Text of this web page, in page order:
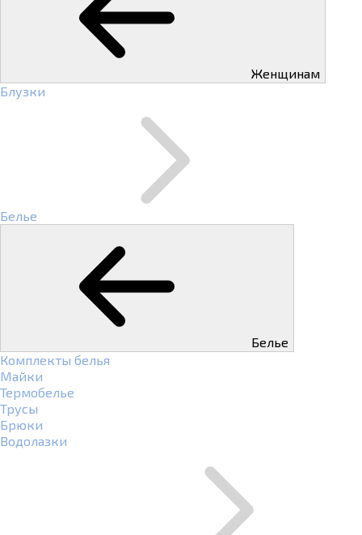
Женщинам
Блузки
Белье
Белье
Комплекты белья
Майки
Термобелье
Трусы
Брюки
Водолазки